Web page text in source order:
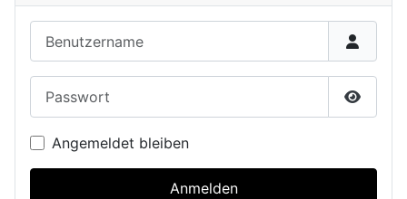
Angemeldet bleiben
Anmelden